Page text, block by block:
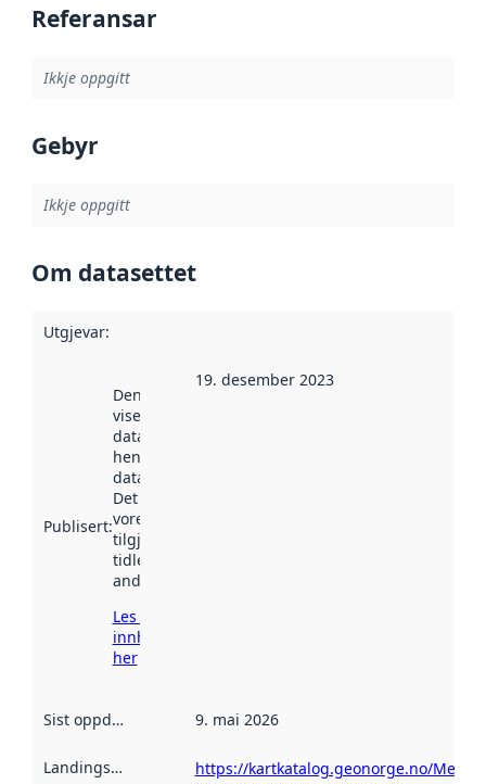
Referansar
Ikkje oppgitt
Gebyr
Ikkje oppgitt
Om datasettet
Utgjevar:
Publisert:
Denne datoen
viser når
datasettet vart
henta inn av
data.norge.no.
Det kan ha
vore
tilgjengeleg
tidlegare
andre stader.
Les meir om
innhenting
her
19. desember 2023
Sist oppdatert 9. mai 2026
Landingsside
https://kartkatalog.geonorge.no/